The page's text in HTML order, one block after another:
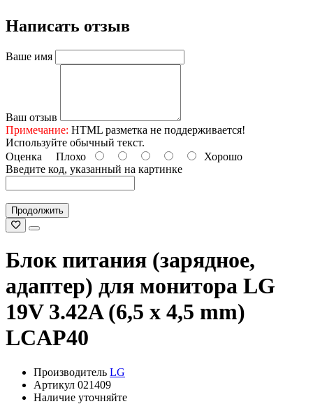
Написать отзыв
Ваше имя
Ваш отзыв
Примечание: HTML разметка не поддерживается!
Используйте обычный текст.
Оценка Плохо
Хорошо
Введите код, указанный на картинке
Продолжить
Блок питания (зарядное,
адаптер) для монитора LG
19V 3.42A (6,5 x 4,5 mm)
LCAP40
Производитель LG
Артикул 021409
Наличие уточняйте